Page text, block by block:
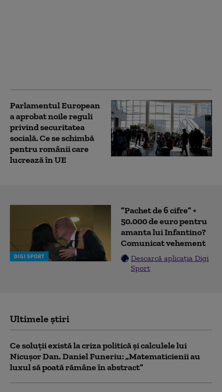
Parlamentul European
a aprobat noile reguli
privind securitatea
socială. Ce se schimbă
pentru românii care
lucrează în UE
DIGI SPORT
”Pachet de 6 cifre” +
50.000 de euro pentru
amanta lui Infantino?
Comunicat vehement
Descarcă aplicația Digi
Sport
Ultimele știri
Ce soluții există la criza politică și calculele lui
Nicușor Dan. Daniel Funeriu: „Matematicienii au
luxul să poată rămâne în abstract”